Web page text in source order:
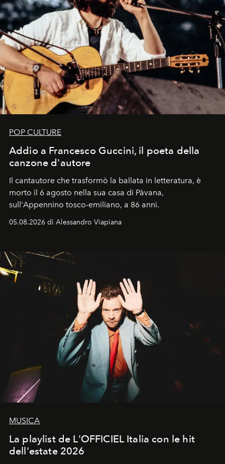
POP CULTURE
Addio a Francesco Guccini, il poeta della
canzone d'autore
Il cantautore che trasformò la ballata in letteratura, è
morto il 6 agosto nella sua casa di Pàvana,
sull'Appennino tosco-emiliano, a 86 anni.
05.08.2026 di Alessandro Viapiana
MUSICA
La playlist de L'OFFICIEL Italia con le hit
dell'estate 2026